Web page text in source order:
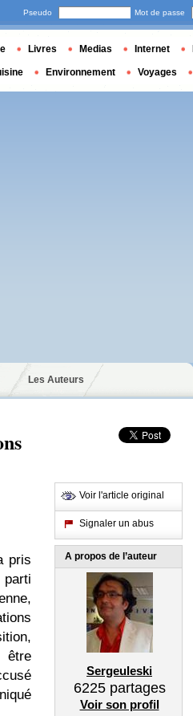
Les Auteurs
pris
être
Voir l'article original
Signaler un abus
A propos de l’auteur
Sergeuleski
6225partages
Voir son profil
Pseudo Mot de passe
Livres Medias Internet
Environnement Voyages